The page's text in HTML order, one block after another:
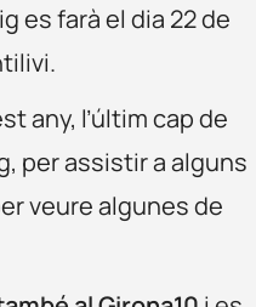
es farà el dia 22 de
any, l’últim cap de
per assistir a alguns
veure algunes de